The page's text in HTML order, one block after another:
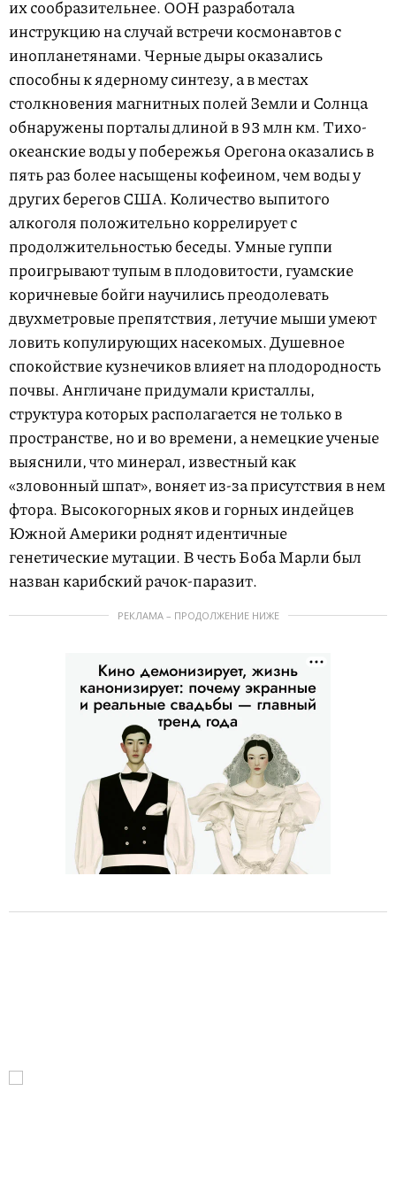
их сообразительнее. ООН разработала
инструкцию на случай встречи космонавтов с
инопланетянами. Черные дыры оказались
способны к ядерному синтезу, а в местах
столкновения магнитных полей Земли и Солнца
обнаружены порталы длиной в 93 млн км. Тихо­
океанские воды у побережья Орегона оказались в
пять раз более насыщены кофеином, чем воды у
других берегов США. Количество выпитого
алкоголя положительно коррелирует с
продолжительностью беседы. Умные гуппи
проигрывают тупым в плодовитости, гуамские
коричневые бойги научились преодолевать
двухметровые препятствия, летучие мыши умеют
ловить копулирующих насекомых. Душевное
спокойствие кузнечиков влияет на плодородность
почвы. Англичане придумали кристаллы,
структура которых располагается не только в
пространстве, но и во времени, а немецкие ученые
выяснили, что минерал, известный как
«зловонный шпат», воняет из-за присутствия в нем
фтора. Высокогорных яков и горных индейцев
Южной Америки роднят идентичные
генетические мутации. В честь Боба Марли был
назван карибский рачок-паразит.
РЕКЛАМА – ПРОДОЛЖЕНИЕ НИЖЕ